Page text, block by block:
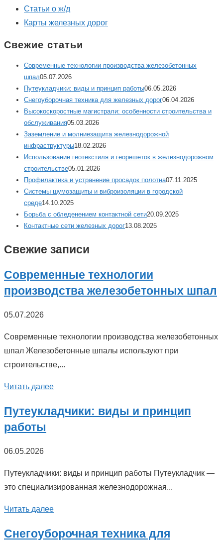
Статьи о ж/д
Карты железных дорог
Свежие статьи
Современные технологии производства железобетонных
шпал05.07.2026
Путеукладчики: виды и принцип работы06.05.2026
Снегоуборочная техника для железных дорог06.04.2026
Высокоскоростные магистрали: особенности строительства и
обслуживания05.03.2026
Заземление и молниезащита железнодорожной
инфраструктуры18.02.2026
Использование геотекстиля и георешеток в железнодорожном
строительстве05.01.2026
Профилактика и устранение просадок полотна07.11.2025
Системы шумозащиты и виброизоляции в городской
среде14.10.2025
Борьба с обледенением контактной сети20.09.2025
Контактные сети железных дорог13.08.2025
Свежие записи
Современные технологии
производства железобетонных шпал
05.07.2026
Современные технологии производства железобетонных
шпал Железобетонные шпалы используют при
строительстве,...
Читать далее
Путеукладчики: виды и принцип
работы
06.05.2026
Путеукладчики: виды и принцип работы Путеукладчик —
это специализированная железнодорожная...
Читать далее
Снегоуборочная техника для